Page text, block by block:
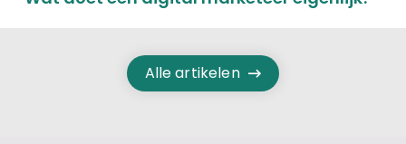
Alle artikelen